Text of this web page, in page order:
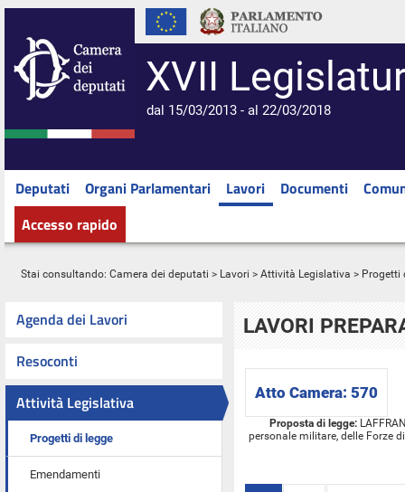
XVII
dal 15/03/2013 - al 22/03/2018
Deputati Organi Parlamentari Lavori Documenti
Accesso rapido
Stai consultando: Camera dei deputati > Lavori > Attività Legislativa > Progetti
Agenda dei Lavori
Resoconti
Attività Legislativa
Progetti di legge
Emendamenti
LAVORI
Atto Camera: 570
Proposta di legge:
personale militare, delle Forze